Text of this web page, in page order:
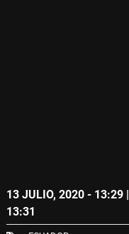
13 JULIO, 2020 - 13:29
13:31